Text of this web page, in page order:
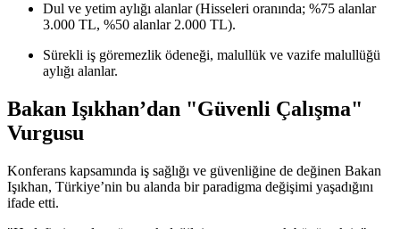
Dul ve yetim aylığı alanlar (Hisseleri oranında; %75 alanlar
3.000 TL, %50 alanlar 2.000 TL).
Sürekli iş göremezlik ödeneği, malullük ve vazife malullüğü
aylığı alanlar.
Bakan Işıkhan’dan "Güvenli Çalışma"
Vurgusu
Konferans kapsamında iş sağlığı ve güvenliğine de değinen Bakan
Işıkhan, Türkiye’nin bu alanda bir paradigma değişimi yaşadığını
ifade etti.